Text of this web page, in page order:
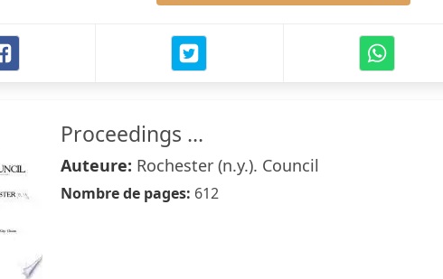
Proceedings ...
Auteure: Rochester (n.y.). Council
Nombre de pages: 612